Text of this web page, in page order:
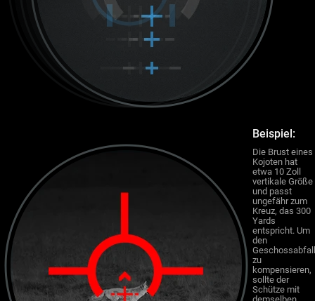
Beispiel:
Die Brust eines
Kojoten hat
etwa 10 Zoll
vertikale Größe
und passt
ungefähr zum
Kreuz, das 300
Yards
entspricht. Um
den
Geschossabfall
zu
kompensieren,
sollte der
Schütze mit